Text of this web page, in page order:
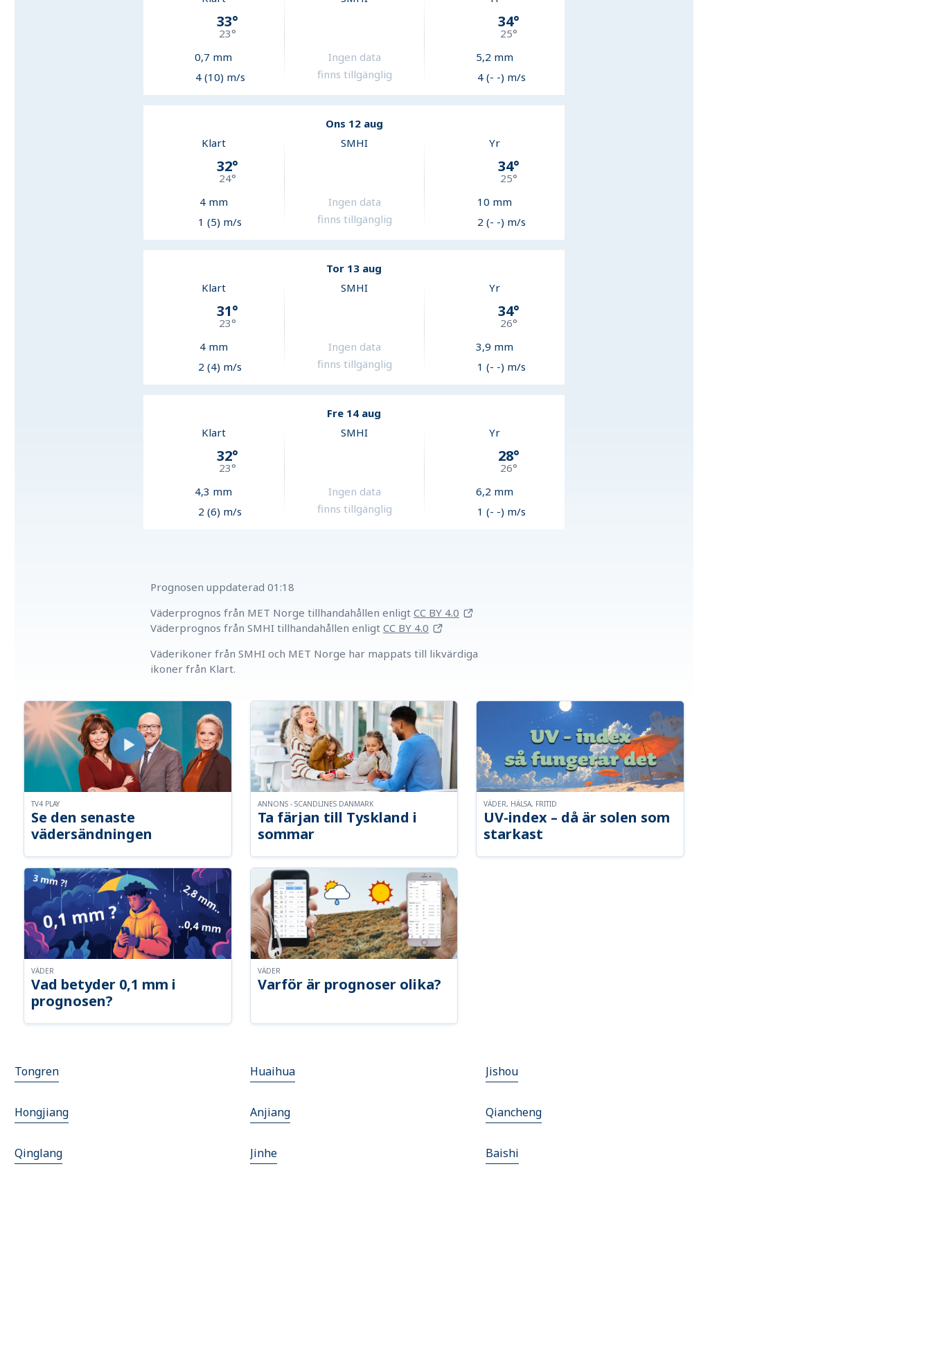
33°
23°
0,7 mm
4 (10) m/s
Ingen data
finns tillgänglig
34°
25°
5,2 mm
4 (- -) m/s
Ons 12 aug
Klart
32°
24°
4mm
1 (5) m/s
SMHI
Ingen data
finns tillgänglig
Yr
34°
25°
10 mm
2 (- -) m/s
Tor 13 aug
Klart
31°
23°
4mm
2 (4) m/s
SMHI
Ingen data
finns tillgänglig
Yr
34°
26°
3,9 mm
1 (- -) m/s
Fre 14 aug
Klart
32°
23°
4,3 mm
2 (6) m/s
SMHI
Ingen data
finns tillgänglig
Yr
28°
26°
6,2 mm
1 (- -) m/s
Prognosen uppdaterad 01:18
Väderprognos från MET Norge tillhandahållen enligt CC BY 4.0
Väderprognos från SMHI tillhandahållen enligt CC BY 4.0
Väderikoner från SMHI och MET Norge har mappats till likvärdiga
ikoner från Klart.
Se den senaste
vädersändningen
TV4 PLAY
Ta färjan till Tyskland i
sommar
ANNONS - SCANDLINES DANMARK
UV-index – då är solen som
starkast
VÄDER, HÄLSA, FRITID
Vad betyder 0,1 mm i
prognosen?
VÄDER
Varför är prognoser olika?
VÄDER
Tongren Huaihua Jishou
Hongjiang Anjiang Qiancheng
Qinglang Jinhe Baishi